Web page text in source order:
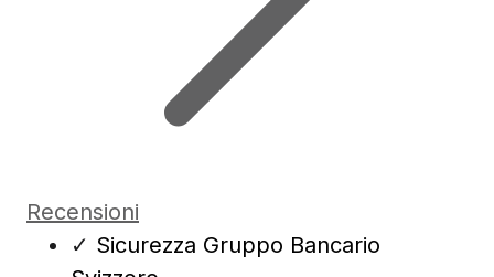
Recensioni
✓ Sicurezza Gruppo Bancario